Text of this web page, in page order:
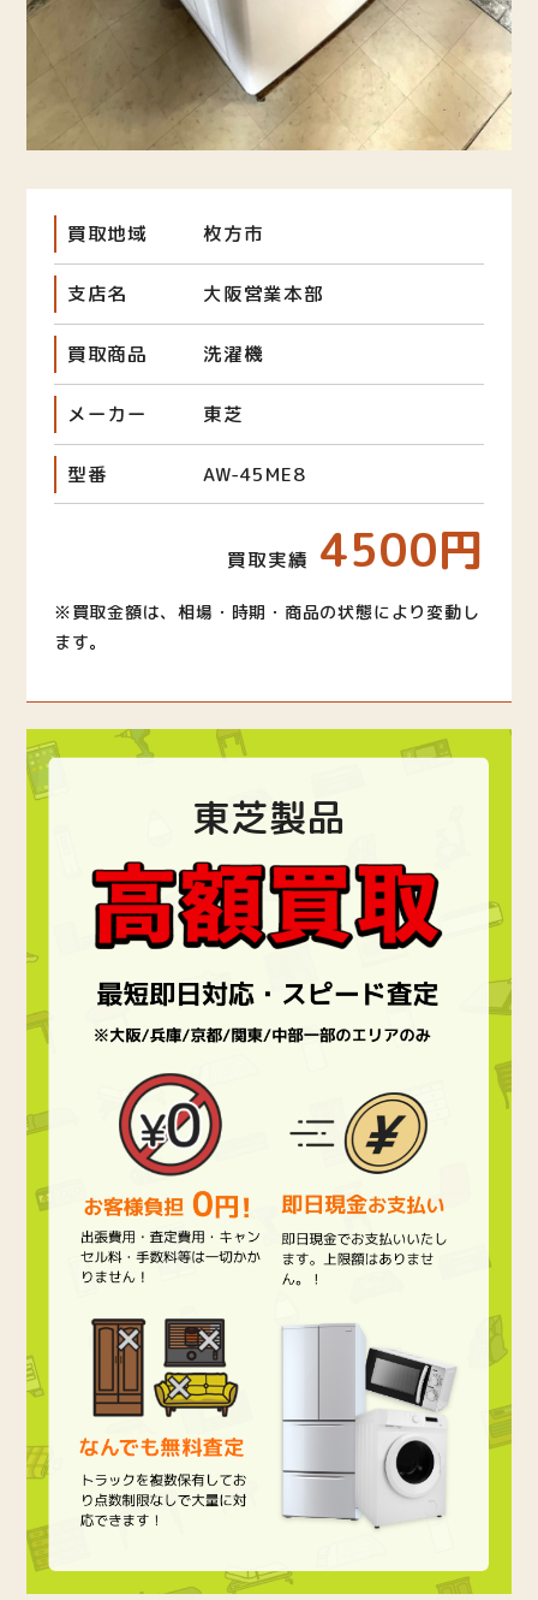
買取地域 枚方市
支店名 大阪営業本部
買取商品 洗濯機
メーカー 東芝
型番 AW-45ME8
買取実績 4500円
※買取金額は、相場・時期・商品の状態により変動し
ます。
東芝製品